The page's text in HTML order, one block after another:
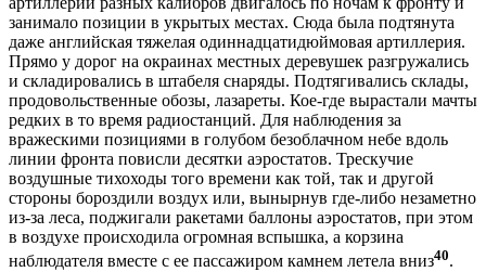
занимало позиции в укрытых местах. Сюда была подтянута
даже английская тяжелая одиннадцатидюймовая артиллерия.
Прямо у дорог на окраинах местных деревушек разгружались
и складировались в штабеля снаряды. Подтягивались склады,
продовольственные обозы, лазареты. Кое-где вырастали мачты
редких в то время радиостанций. Для наблюдения за
вражескими позициями в голубом безоблачном небе вдоль
линии фронта повисли десятки аэростатов. Трескучие
воздушные тихоходы того времени как той, так и другой
стороны бороздили воздух или, вынырнув где-либо незаметно
из-за леса, поджигали ракетами баллоны аэростатов, при этом
в воздухе происходила огромная вспышка, а корзина
наблюдателя вместе с ее пассажиром камнем летела вниз40.